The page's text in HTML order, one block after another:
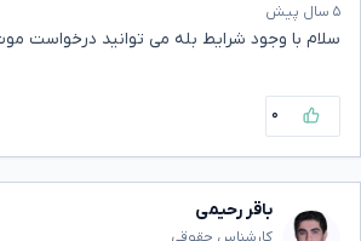
۵ سال پیش
سلام با وجود شرایط بله می توانید درخواست
۰
باقر رحیمی